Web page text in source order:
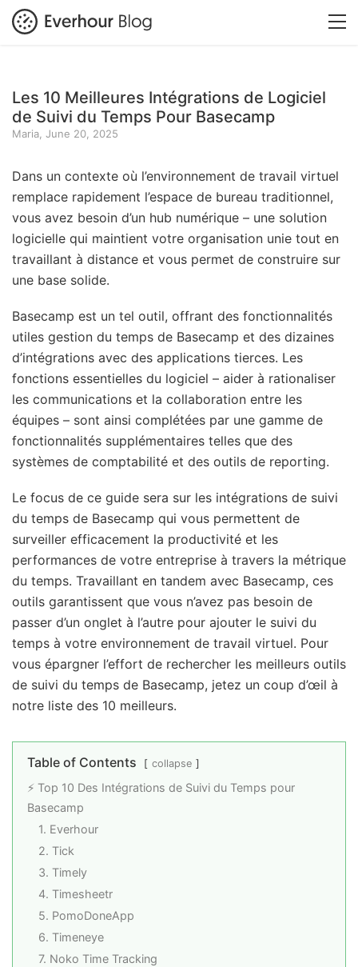
Les 10 Meilleures Intégrations de Logiciel
de Suivi du Temps Pour Basecamp
Maria, June 20, 2025
Dans un contexte où l’environnement de travail virtuel
remplace rapidement l’espace de bureau traditionnel,
vous avez besoin d’un hub numérique – une solution
logicielle qui maintient votre organisation unie tout en
travaillant à distance et vous permet de construire sur
une base solide.
Basecamp est un tel outil, offrant des fonctionnalités
utiles gestion du temps de Basecamp et des dizaines
d’intégrations avec des applications tierces. Les
fonctions essentielles du logiciel – aider à rationaliser
les communications et la collaboration entre les
équipes – sont ainsi complétées par une gamme de
fonctionnalités supplémentaires telles que des
systèmes de comptabilité et des outils de reporting.
Le focus de ce guide sera sur les intégrations de suivi
du temps de Basecamp qui vous permettent de
surveiller efficacement la productivité et les
performances de votre entreprise à travers la métrique
du temps. Travaillant en tandem avec Basecamp, ces
outils garantissent que vous n’avez pas besoin de
passer d’un onglet à l’autre pour ajouter le suivi du
temps à votre environnement de travail virtuel. Pour
vous épargner l’effort de rechercher les meilleurs outils
de suivi du temps de Basecamp, jetez un coup d’œil à
notre liste des 10 meilleurs.
Table of Contents collapse
⚡ Top 10 Des Intégrations de Suivi du Temps pour
Basecamp
1. Everhour
2. Tick
3. Timely
4. Timesheetr
5. PomoDoneApp
6. Timeneye
7. Noko Time Tracking